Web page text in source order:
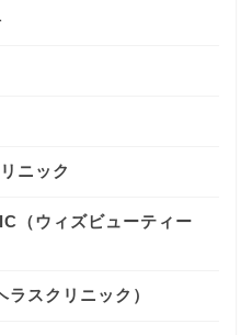
ニック
（ウィズビューティー
スクリニック）